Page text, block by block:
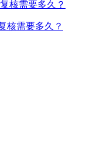
核需要多久？